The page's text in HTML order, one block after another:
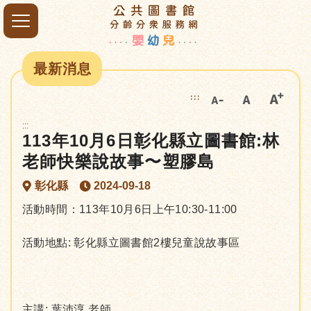
最新消息
:::
:::
113年10月6日彰化縣立圖書館:林
老師快樂說故事〜塑膠島
彰化縣
2024-09-18
活動時間：113年10月6日上午10:30-11:00
活動地點: 彰化縣立圖書館2樓兒童說故事區